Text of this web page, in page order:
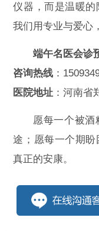
仪器，而是温暖
我们用专业与爱心
端午名医会诊
咨询热线 ：
医院地址 ：河南省
愿每一个被酒
途；愿每一个期
真正的安康。